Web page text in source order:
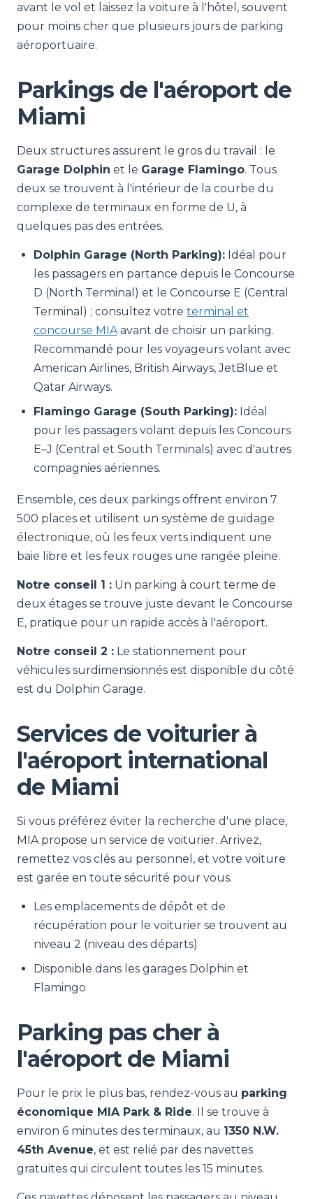
avant le vol et laissez la voiture à l'hôtel, souvent
pour moins cher que plusieurs jours de parking
aéroportuaire.
Parkings de l'aéroport de
Miami
Deux structures assurent le gros du travail : le
Garage Dolphin et le Garage Flamingo. Tous
deux se trouvent à l'intérieur de la courbe du
complexe de terminaux en forme de U, à
quelques pas des entrées.
Dolphin Garage (North Parking): Idéal pour
les passagers en partance depuis le Concourse
D (North Terminal) et le Concourse E (Central
Terminal) ; consultez votre terminal et
concourse MIAavant de choisir un parking.
Recommandé pour les voyageurs volant avec
American Airlines, British Airways, JetBlue et
Qatar Airways.
Flamingo Garage (South Parking): Idéal
pour les passagers volant depuis les Concours
E–J (Central et South Terminals) avec d'autres
compagnies aériennes.
Ensemble, ces deux parkings offrent environ 7
500 places et utilisent un système de guidage
électronique, où les feux verts indiquent une
baie libre et les feux rouges une rangée pleine.
Notre conseil 1 : Un parking à court terme de
deux étages se trouve juste devant le Concourse
E, pratique pour un rapide accès à l'aéroport.
Notre conseil 2 : Le stationnement pour
véhicules surdimensionnés est disponible du côté
est du Dolphin Garage.
Services de voiturier à
l'aéroport international
de Miami
Si vous préférez éviter la recherche d'une place,
MIA propose un service de voiturier. Arrivez,
remettez vos clés au personnel, et votre voiture
est garée en toute sécurité pour vous.
Les emplacements de dépôt et de
récupération pour le voiturier se trouvent au
niveau 2 (niveau des départs)
Disponible dans les garages Dolphin et
Flamingo
Parking pas cher à
l'aéroport de Miami
Pour le prix le plus bas, rendez-vous au parking
économique MIA Park & Ride. Il se trouve à
environ 6 minutes des terminaux, au 1350 N.W.
45th Avenue, et est relié par des navettes
gratuites qui circulent toutes les 15 minutes.